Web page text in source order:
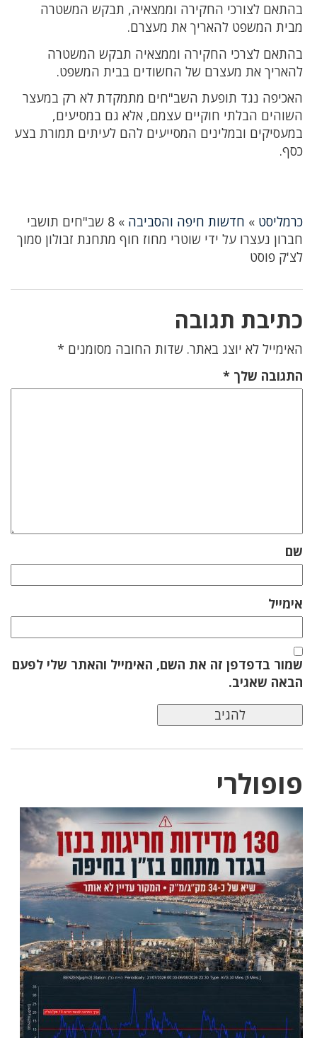
בהתאם לצורכי החקירה וממצאיה, תבקש המשטרה
מבית המשפט להאריך את מעצרם.
בהתאם לצרכי החקירה וממצאיה תבקש המשטרה
להאריך את מעצרם של החשודים בבית המשפט.
האכיפה נגד תופעת השב"חים מתמקדת לא רק במעצר
השוהים הבלתי חוקיים עצמם, אלא גם במסיעים,
במעסיקים ובמלינים המסייעים להם לעיתים תמורת בצע
כסף.
כרמליסט » חדשות חיפה והסביבה »
8 שב"חים תושבי
חברון נעצרו על ידי שוטרי מחוז חוף מתחנת זבולון סמוך
לצ'ק פוסט
כתיבת תגובה
האימייל לא יוצג באתר. שדות החובה מסומנים *
התגובה שלך *
שם
אימייל
שמור בדפדפן זה את השם, האימייל והאתר שלי לפעם
הבאה שאגיב.
פופולרי